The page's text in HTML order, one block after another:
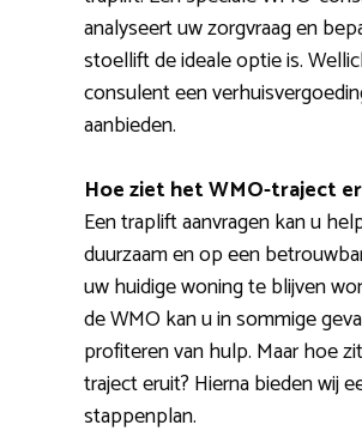
analyseert uw zorgvraag en
stoellift de ideale optie is.
consulent een
aanbieden.
Hoe ziet het WMO-traject
Een traplift aanvragen kan u
duurzaam en op een
uw huidige woning te blijven
de WMO kan u in sommige
profiteren van hulp. Maar hoe
traject eruit? Hierna bieden wij
stappenplan.